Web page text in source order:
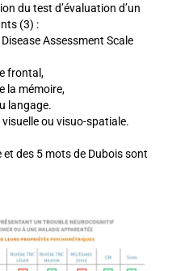
du test d’évaluation d’un
(3) :
Assessment Scale
frontal,
la mémoire,
langage.
ou visuo-spatiale.
et des 5 mots de Dubois sont